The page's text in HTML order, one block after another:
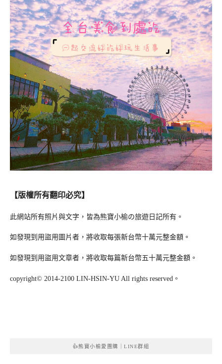
【版權所有翻印必究】
此網站所有照片與文字，皆為熊寶小榆の旅遊日記所有。
如發現到用盜用圖片者，將收取每張新台幣十萬元整金額。
如發現到用盜用文章者，將收取每篇新台幣五十萬元整金額。
copyright© 2014-2100 LIN-HSIN-YU All rights reserved。
👍熊寶小榆愛團購｜LINE群組